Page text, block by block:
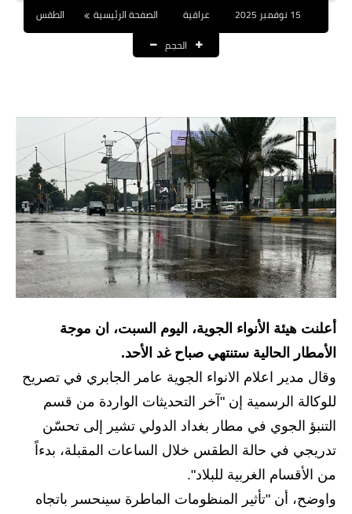
نتائج التعيينات
العقود والاجور اليومية
الرواتب
القروض والسلف
المنح المالية
قطع الاراضي
اخبار العراق
الاخبار الامنية
الاخبار الاقتصادية
الاخبار الرياضية
المدارس
اخبار وقرارات وزارة التربية
عراقية الصفحة الرئيسية
الطقس
الحجم
أعلنت هيئة الأنواء الجوية، اليوم السبت، ان موجة
الأمطار الحالية ستنتهي صباح غد الأحد.
وقال مدير اعلام الانواء الجوية عامر الجابري في تصريح
للوكالة الرسمية إن "آخر التحديثات الواردة من قسم
التنبؤ الجوي في مطار بغداد الدولي تشير إلى تحسّن
تدريجي في حالة الطقس خلال الساعات المقبلة، بدءاً
من الأقسام الغربية للبلاد".
واوضح، أن "تأثير المنظومات الماطرة سينحسر باتجاه